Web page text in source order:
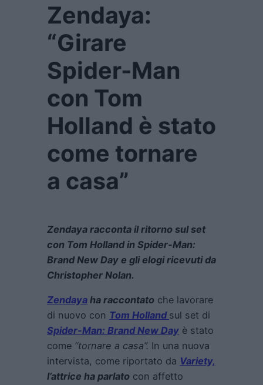
Zendaya:
“Girare
Spider-Man
con Tom
Holland è stato
come tornare
a casa”
Zendaya racconta il ritorno sul set
con Tom Holland in Spider-Man:
Brand New Day e gli elogi ricevuti da
Christopher Nolan.
Zendaya ha raccontato che lavorare
di nuovo con Tom Holland sul set di
Spider-Man: Brand New Day è stato
come “tornare a casa”. In una nuova
intervista, come riportato da Variety,
l’attrice ha parlato con affetto